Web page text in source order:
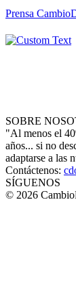
Prensa
SOBRE
"Al menos el
años... si no
adaptarse a las
Contáctenos:
SÍGUENOS
© 2026